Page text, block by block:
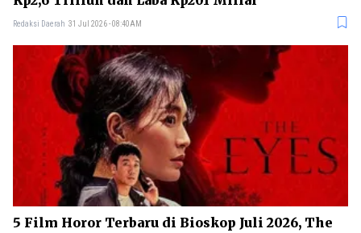
Redaksi Daerah 31 Jul 2026 - 08:40AM
5 Film Horor Terbaru di Bioskop Juli 2026, The